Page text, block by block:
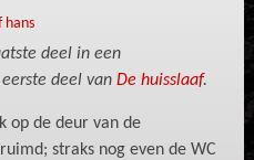
hans
deel in een
deel van De huisslaaf.
op de deur van de
straks nog even de WC